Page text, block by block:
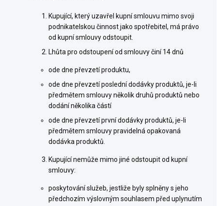
Kupující, který uzavřel kupní smlouvu mimo svoji
podnikatelskou činnost jako spotřebitel, má právo
od kupní smlouvy odstoupit.
Lhůta pro odstoupení od smlouvy činí 14 dnů
ode dne převzetí produktu,
ode dne převzetí poslední dodávky produktů, je-li
předmětem smlouvy několik druhů produktů nebo
dodání několika částí
ode dne převzetí první dodávky produktů, je-li
předmětem smlouvy pravidelná opakovaná
dodávka produktů.
Kupující nemůže mimo jiné odstoupit od kupní
smlouvy:
poskytování služeb, jestliže byly splněny s jeho
předchozím výslovným souhlasem před uplynutím